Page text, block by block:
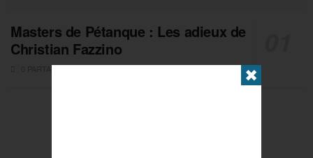
Masters de Pétanque : Les adieux de
Christian Fazzino
0 PARTAGES ✖